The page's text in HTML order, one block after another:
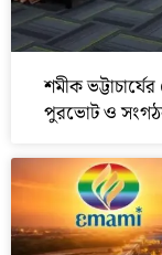
শমীক
পুরভোট ও